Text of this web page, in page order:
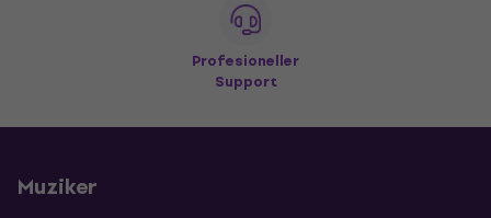
Profesioneller
Support
Muziker